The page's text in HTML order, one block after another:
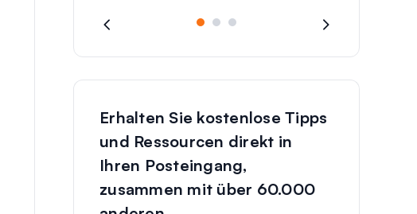
Erhalten Sie kostenlose Tipps
und Ressourcen direkt in
Ihren Posteingang,
zusammen mit über 60.000